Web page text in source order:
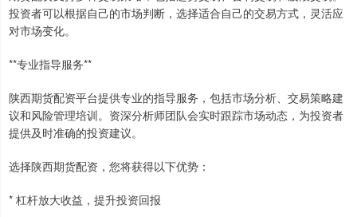
投资者可以根据自己的市场判断，选择适合自己的交易方式，灵活应
对市场变化。
**专业指导服务**
陕西期货配资平台提供专业的指导服务，包括市场分析、交易策略建
议和风险管理培训。资深分析师团队会实时跟踪市场动态，为投资者
提供及时准确的投资建议。
选择陕西期货配资，您将获得以下优势：
* 杠杆放大收益，提升投资回报